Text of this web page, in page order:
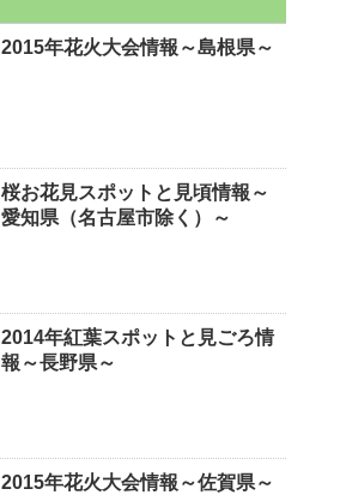
2015年花火大会情報～島根県～
桜お花見スポットと見頃情報～
愛知県（名古屋市除く）～
2014年紅葉スポットと見ごろ情
報～長野県～
2015年花火大会情報～佐賀県～